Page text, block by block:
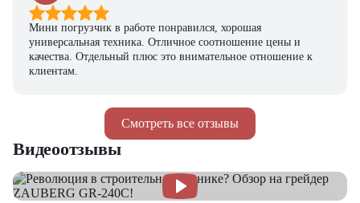
Смотреть все отзывы
Мини погрузчик в работе понравился, хорошая
универсальная техника. Отличное соотношение цены и
качества. Отдельный плюс это внимательное отношение к
клиентам.
Видеоотзывы